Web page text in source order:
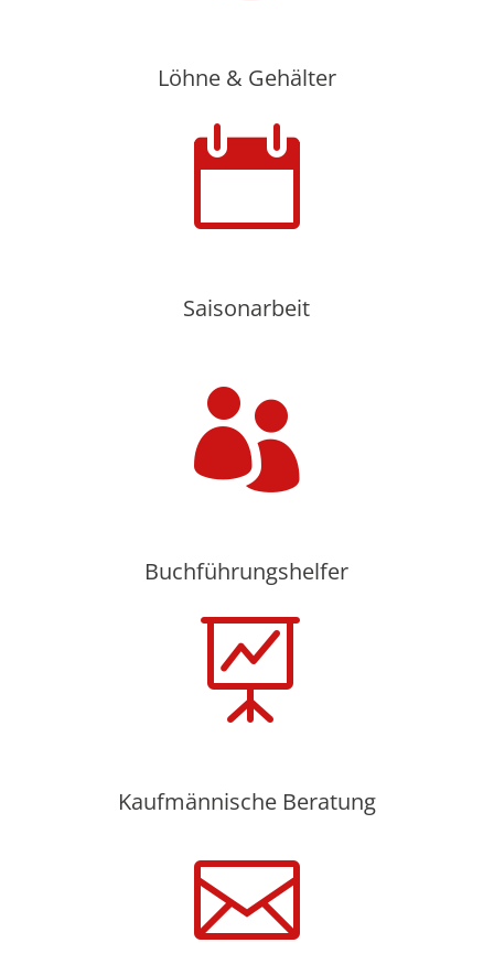
Löhne & Gehälter

Saisonarbeit

Buchführungshelfer

Kaufmännische Beratung
